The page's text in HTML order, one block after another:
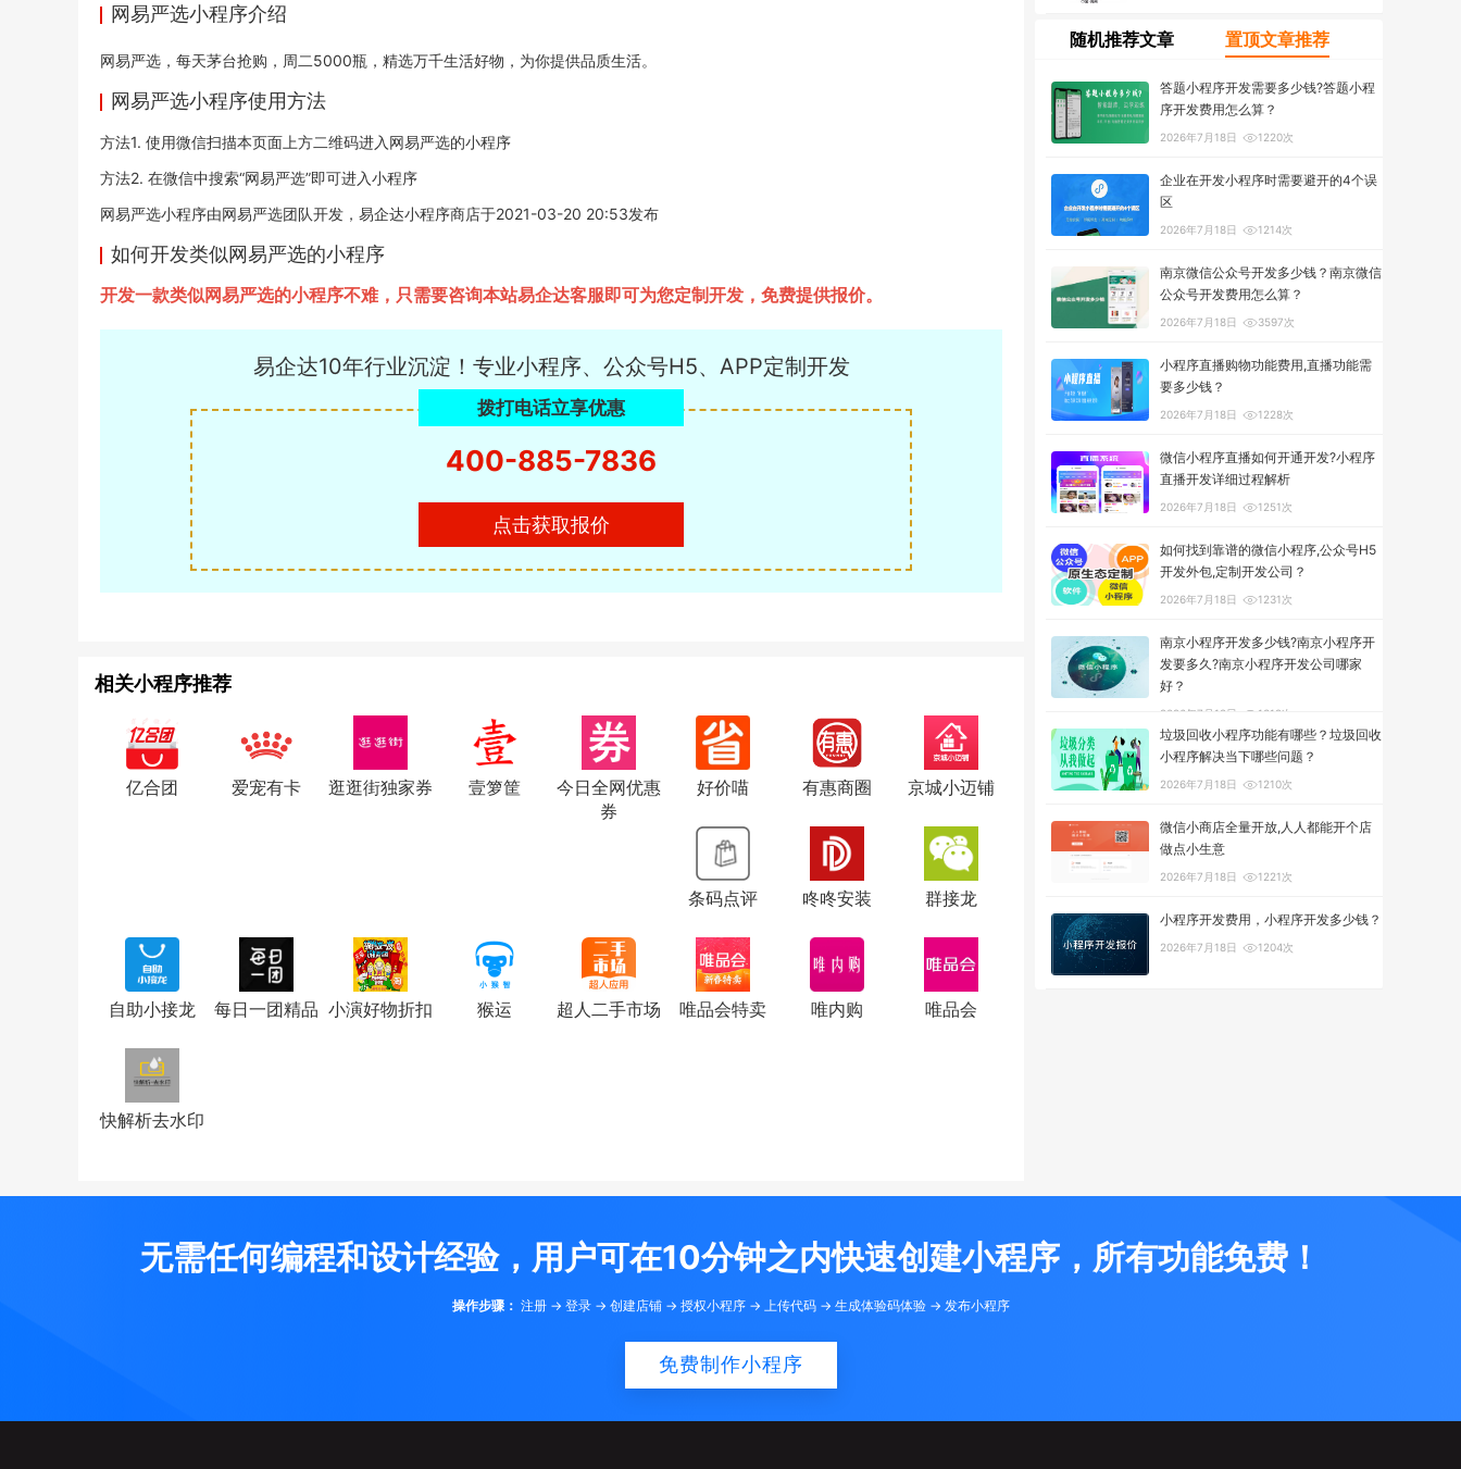
网易严选小程序介绍
网易严选，每天茅台抢购，周二5000瓶，精选万千生活好物，为你提供品质生活。
网易严选小程序使用方法
方法1. 使用微信扫描本页面上方二维码进入网易严选的小程序
方法2. 在微信中搜索“网易严选”即可进入小程序
网易严选小程序由网易严选团队开发，易企达小程序商店于2021-03-20 20:53发布
如何开发类似网易严选的小程序
开发一款类似网易严选的小程序不难，只需要咨询本站易企达客服即可为您定制开发，免费提供报价。
易企达10年行业沉淀！专业小程序、公众号H5、APP定制开发
拨打电话立享优惠
400-885-7836
点击获取报价
相关小程序推荐
亿合团 爱宠有卡 逛逛街独家券 壹箩筐
今日全网优惠
券
好价喵 有惠商圈 京城小迈铺
条码点评 咚咚安装 群接龙
自助小接龙 每日一团精品 小演好物折扣 猴运 超人二手市场 唯品会特卖 唯内购 唯品会
快解析去水印
随机推荐文章 置顶文章推荐
答题小程序开发需要多少钱?答题小程
序开发费用怎么算？
2026年7月18日 1220次
企业在开发小程序时需要避开的4个误
区
2026年7月18日 1214次
南京微信公众号开发多少钱？南京微信
公众号开发费用怎么算？
2026年7月18日 3597次
小程序直播购物功能费用,直播功能需
要多少钱？
2026年7月18日 1228次
微信小程序直播如何开通开发?小程序
直播开发详细过程解析
2026年7月18日 1251次
如何找到靠谱的微信小程序,公众号H5
开发外包,定制开发公司？
2026年7月18日 1231次
南京小程序开发多少钱?南京小程序开
发要多久?南京小程序开发公司哪家
好？
2026年7月18日 1312次
垃圾回收小程序功能有哪些？垃圾回收
小程序解决当下哪些问题？
2026年7月18日 1210次
微信小商店全量开放,人人都能开个店
做点小生意
2026年7月18日 1221次
小程序开发费用，小程序开发多少钱？
2026年7月18日 1204次
无需任何编程和设计经验，用户可在10分钟之内快速创建小程序，所有功能免费！
操作步骤： 注册 -> 登录 -> 创建店铺 -> 授权小程序 -> 上传代码 -> 生成体验码体验 -> 发布小程序
免费制作小程序